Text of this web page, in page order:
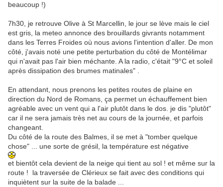
beaucoup !)
7h30, je retrouve Olive à St Marcellin, le jour se lève mais le ciel
est gris, la meteo annonce des brouillards givrants notamment
dans les Terres Froides où nous avions l'intention d'aller. De mon
côté, j'avais noté une petite perturbation du côté de Montélimar
qui n'avait pas l'air bien méchante. A la radio, c'était "9°C et soleil
après dissipation des brumes matinales" .
En attendant, nous prenons les petites routes de plaine en
direction du Nord de Romans, ça permet un échauffement bien
agréable avec un vent qui a l'air plutôt dans le dos. je dis "plutôt"
car il ne sera jamais très net au cours de la journée, et parfois
changeant.
Du côté de la route des Balmes, il se met à "tomber quelque
chose" ... une sorte de grésil, la température est négative
et bientôt cela devient de la neige qui tient au sol ! et même sur la
route ! la traversée de Clérieux se fait avec des conditions qui
inquiètent sur la suite de la balade ...